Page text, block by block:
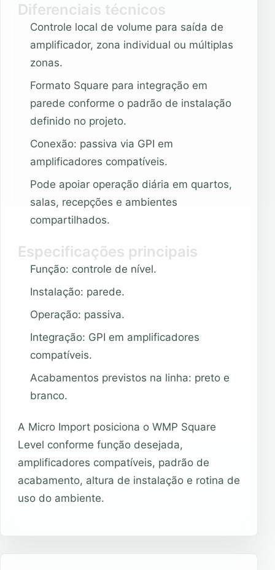
Diferenciais técnicos
Controle local de volume para saída de
amplificador, zona individual ou múltiplas
zonas.
Formato Square para integração em
parede conforme o padrão de instalação
definido no projeto.
Conexão: passiva via GPI em
amplificadores compatíveis.
Pode apoiar operação diária em quartos,
salas, recepções e ambientes
compartilhados.
Especificações principais
Função: controle de nível.
Instalação: parede.
Operação: passiva.
Integração: GPI em amplificadores
compatíveis.
Acabamentos previstos na linha: preto e
branco.
A Micro Import posiciona o WMP Square
Level conforme função desejada,
amplificadores compatíveis, padrão de
acabamento, altura de instalação e rotina de
uso do ambiente.